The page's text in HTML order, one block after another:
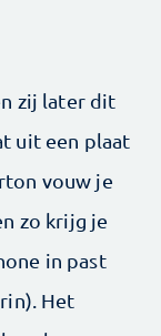
zij later dit
uit een plaat
vouw je
zo krijg je
in past
Het